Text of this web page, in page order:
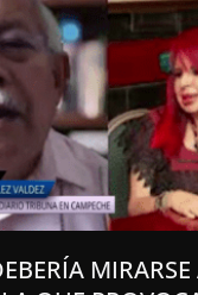
MIRARSE